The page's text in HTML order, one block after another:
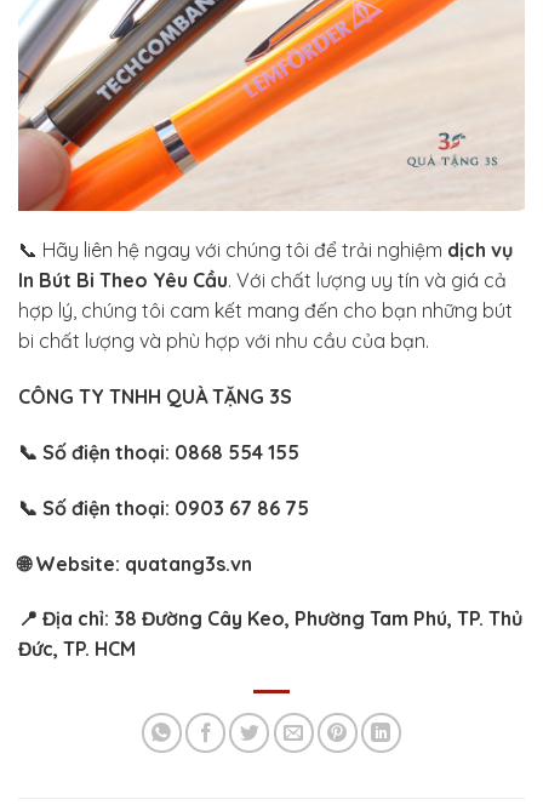
📞 Hãy liên hệ ngay với chúng tôi để trải nghiệm dịch vụ
In Bút Bi Theo Yêu Cầu. Với chất lượng uy tín và giá cả
hợp lý, chúng tôi cam kết mang đến cho bạn những bút
bi chất lượng và phù hợp với nhu cầu của bạn.
CÔNG TY TNHH QUÀ TẶNG 3S
📞 Số điện thoại: 0868 554 155
📞 Số điện thoại: 0903 67 86 75
🌐 Website: quatang3s.vn
📍 Địa chỉ: 38 Đường Cây Keo, Phường Tam Phú, TP. Thủ
Đức, TP. HCM